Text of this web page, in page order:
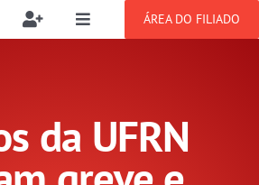
Toggle
Toggle
ÁREA DO FILIADO
da UFRN